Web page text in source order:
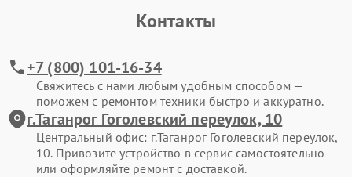
Контакты
+7 (800) 101-16-34
Свяжитесь с нами любым удобным способом —
поможем с ремонтом техники быстро и аккуратно.
г.Таганрог Гоголевский переулок, 10
Центральный офис: г.Таганрог Гоголевский переулок,
10. Привозите устройство в сервис самостоятельно
или оформляйте ремонт с доставкой.